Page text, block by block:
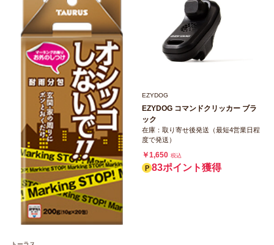
EZYDOG
EZYDOG コマンドクリッカー ブラ
ック
在庫：取り寄せ後発送（最短4営業日程
度で発送）
￥1,650 税込
83ポイント獲得